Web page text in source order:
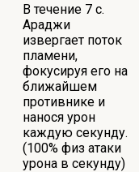
В течение 7 с.
Араджи
извергает поток
пламени,
фокусируя его на
ближайшем
противнике и
нанося урон
каждую секунду.
(100% физ атаки
урона в секунду)